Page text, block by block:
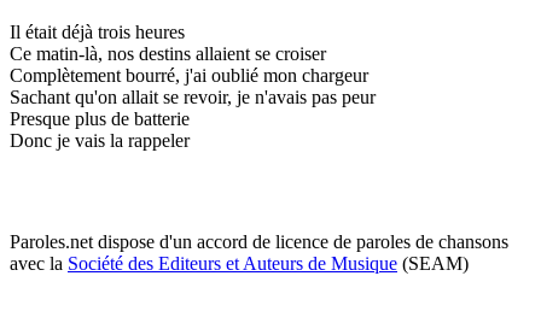
Il était déjà trois heures
Ce matin-là, nos destins allaient se croiser
Complètement bourré, j'ai oublié mon chargeur
Sachant qu'on allait se revoir, je n'avais pas peur
Presque plus de batterie
Donc je vais la rappeler
Paroles.net dispose d'un accord de licence de paroles de chansons
avec la Société des Editeurs et Auteurs de Musique (SEAM)